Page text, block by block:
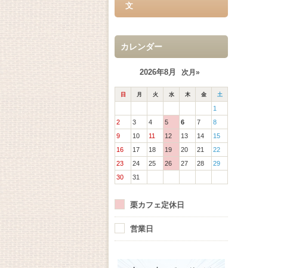
文
カレンダー
2026年8月 次月»
日 月 火 水 木 金 土
1
2
3 4 5 6 7
8
9
10 11 12 13 14
15
16
17 18 19 20 21
22
23
24 25 26 27 28
29
30
31
栗カフェ定休日
営業日